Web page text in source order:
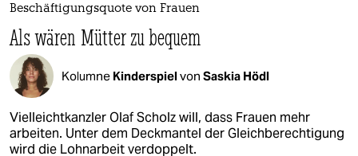
Beschäftigungsquote von Frauen
Als wären Mütter zu bequem
Kolumne Kinderspielvon Saskia Hödl
Vielleichtkanzler Olaf Scholz will, dass Frauen mehr
arbeiten. Unter dem Deckmantel der Gleichberechtigung
wird die Lohnarbeit verdoppelt.